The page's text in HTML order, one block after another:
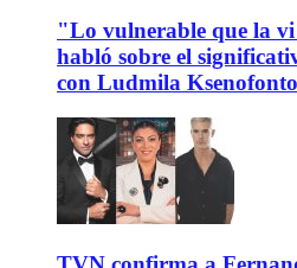
"Lo vulnerable que la
habló sobre el
con Ludmila